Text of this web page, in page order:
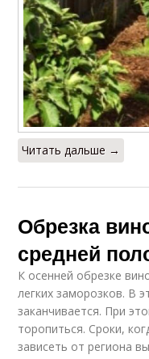
Читать дальше →
Обрезка
средней
К осенней обрезке
легких заморозков. В
заканчивается. При
торопиться. Сроки,
зависеть от региона